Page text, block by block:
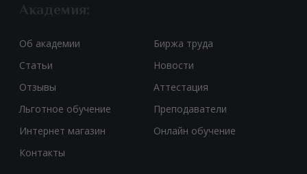
Академия:
Об академии
Биржа труда
Статьи
Новости
Отзывы
Аттестация
Льготное обучение
Преподаватели
Интернет магазин
Онлайн обучение
Контакты